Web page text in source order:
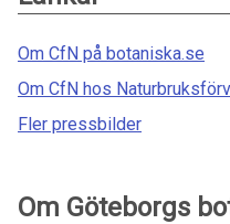
Om CfN på botaniska.se
Om CfN hos
Fler pressbilder
Om Göteborgs